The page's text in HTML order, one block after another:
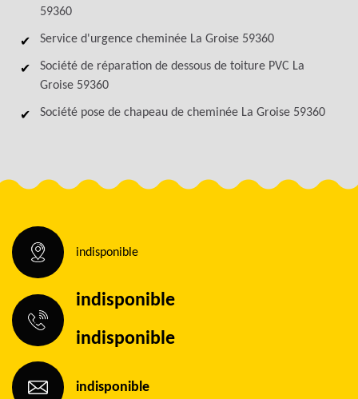
59360
Service d'urgence cheminée La Groise 59360
Société de réparation de dessous de toiture PVC La
Groise 59360
Société pose de chapeau de cheminée La Groise 59360
indisponible
indisponible
indisponible
indisponible